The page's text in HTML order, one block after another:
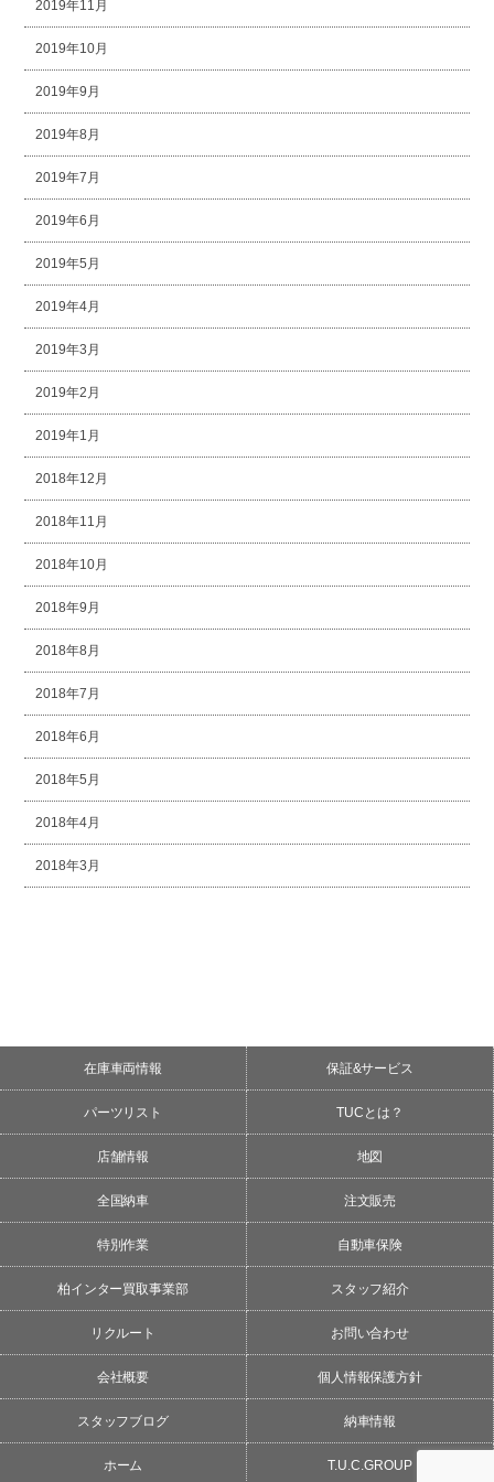
2019年11月
2019年10月
2019年9月
2019年8月
2019年7月
2019年6月
2019年5月
2019年4月
2019年3月
2019年2月
2019年1月
2018年12月
2018年11月
2018年10月
2018年9月
2018年8月
2018年7月
2018年6月
2018年5月
2018年4月
2018年3月
在庫車両情報 保証&サービス
パーツリスト TUCとは？
店舗情報 地図
全国納車 注文販売
特別作業 自動車保険
柏インター買取事業部 スタッフ紹介
リクルート お問い合わせ
会社概要 個人情報保護方針
スタッフブログ 納車情報
ホーム T.U.C.GROUP